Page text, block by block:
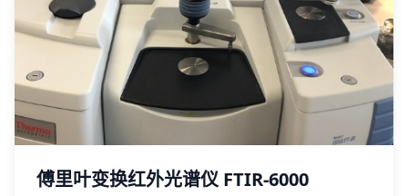
傅里叶变换红外光谱仪 FTIR-6000